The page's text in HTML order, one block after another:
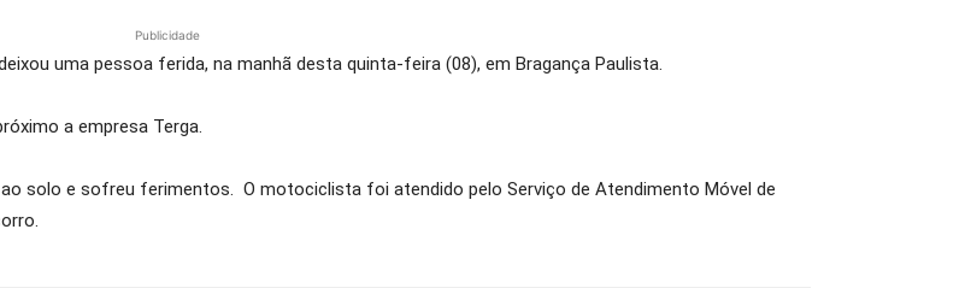
Publicidade
uma pessoa ferida, na manhã desta quinta-feira (08), em Bragança Paulista.
a empresa Terga.
solo e sofreu ferimentos. O motociclista foi atendido pelo Serviço de Atendimento Móvel de